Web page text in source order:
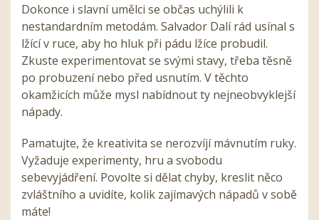
Dokonce i slavní umělci se občas uchýlili k
nestandardním metodám. Salvador Dalí rád usínal s
lžící v ruce, aby ho hluk při pádu lžíce probudil.
Zkuste experimentovat se svými stavy, třeba těsně
po probuzení nebo před usnutím. V těchto
okamžicích může mysl nabídnout ty nejneobvyklejší
nápady.
Pamatujte, že kreativita se nerozvíjí mávnutím ruky.
Vyžaduje experimenty, hru a svobodu
sebevyjádření. Povolte si dělat chyby, kreslit něco
zvláštního a uvidíte, kolik zajímavých nápadů v sobě
máte!